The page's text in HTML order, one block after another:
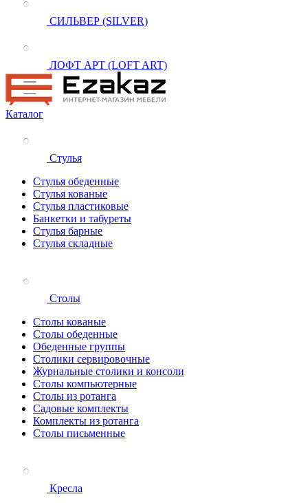
СИЛЬВЕР (SILVER)
ЛОФТ АРТ (LOFT ART)
Каталог
Стулья
Стулья обеденные
Стулья кованые
Стулья пластиковые
Банкетки и табуреты
Стулья барные
Стулья складные
Столы
Столы кованые
Столы обеденные
Обеденные группы
Столики сервировочные
Журнальные столики и консоли
Столы компьютерные
Столы из ротанга
Садовые комплекты
Комплекты из ротанга
Столы письменные
Кресла